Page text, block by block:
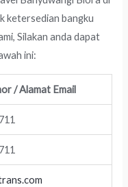
ketersedian bangku
Silakan anda dapat
ini:
/ Alamat Email